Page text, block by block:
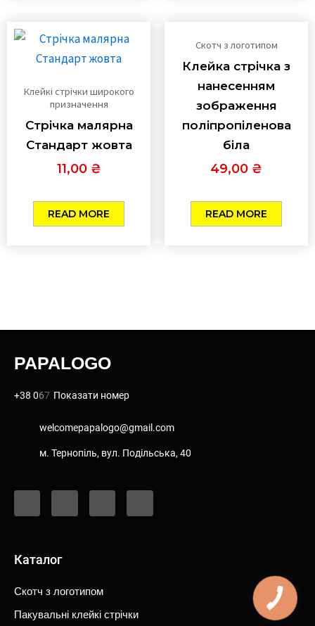
Клейкі стрічки широкого
призначення
Стрічка малярна
Стандарт жовта
11,00 ₴
READ MORE
Скотч з логотипом
Клейка стрічка з
нанесенням
зображення
поліпропіленова
біла
49,00 ₴
READ MORE
PAPALOGO
+38 067 Показати номер
welcomepapalogo@gmail.com
м. Тернопiль, вул. Подiльська, 40
a
e
k
f
n
t
o
t
i
t
Каталог
Скотч з логотипом
Пакувальні клейкі стрічки